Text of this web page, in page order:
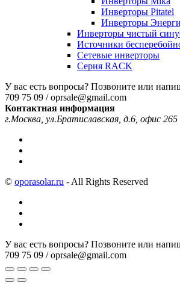
Инверторы Pitatel
Инверторы
Инверторы чистый
Источники
Сетевые инверторы
Серия RACK
У вас есть вопросы? Позвоните или
709 75 09 / oprsale@gmail.com
Контактная информация
г.Москва, ул.Братиславская, д.6, офис 265
© oporasolar.ru - All Rights Reserved
У вас есть вопросы? Позвоните или
709 75 09 / oprsale@gmail.com